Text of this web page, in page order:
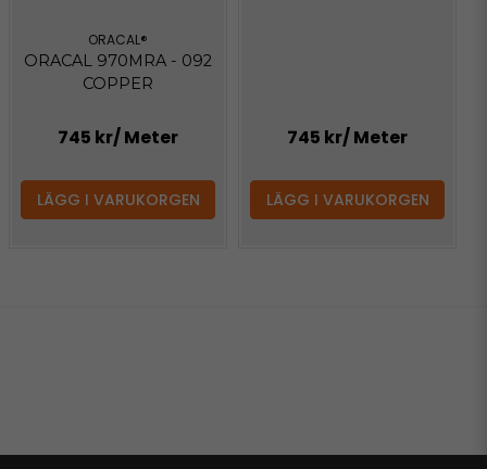
ORACAL®
ORACAL 970MRA - 092
COPPER
745 kr/ Meter
LÄGG I VARUKORGEN
745 kr/ Meter
LÄGG I VARUKORGEN